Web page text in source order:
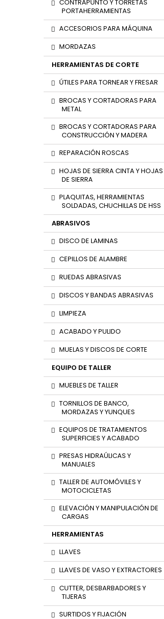
CONTRAPUNTO Y TORRETAS
PORTAHERRAMIENTAS
ACCESORIOS PARA MÁQUINA
MORDAZAS
HERRAMIENTAS DE CORTE
ÚTILES PARA TORNEAR Y FRESAR
BROCAS Y CORTADORAS PARA
METAL
BROCAS Y CORTADORAS PARA
CONSTRUCCIÓN Y MADERA
REPARACIÓN ROSCAS
HOJAS DE SIERRA CINTA Y HOJAS
DE SIERRA
PLAQUITAS, HERRAMIENTAS
SOLDADAS, CHUCHILLAS DE HSS
ABRASIVOS
DISCO DE LAMINAS
CEPILLOS DE ALAMBRE
RUEDAS ABRASIVAS
DISCOS Y BANDAS ABRASIVAS
LIMPIEZA
ACABADO Y PULIDO
MUELAS Y DISCOS DE CORTE
EQUIPO DE TALLER
MUEBLES DE TALLER
TORNILLOS DE BANCO,
MORDAZAS Y YUNQUES
EQUIPOS DE TRATAMIENTOS
SUPERFICIES Y ACABADO
PRESAS HIDRAÚLICAS Y
MANUALES
TALLER DE AUTOMÓVILES Y
MOTOCICLETAS
ELEVACIÓN Y MANIPULACIÓN DE
CARGAS
HERRAMIENTAS
LLAVES
LLAVES DE VASO Y EXTRACTORES
CUTTER, DESBARBADORES Y
TIJERAS
SURTIDOS Y FIJACIÓN